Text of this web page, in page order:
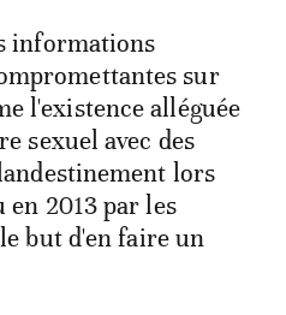
informations
sur
l'existence alléguée
sexuel avec des
lors
en 2013 par les
but d'en faire un